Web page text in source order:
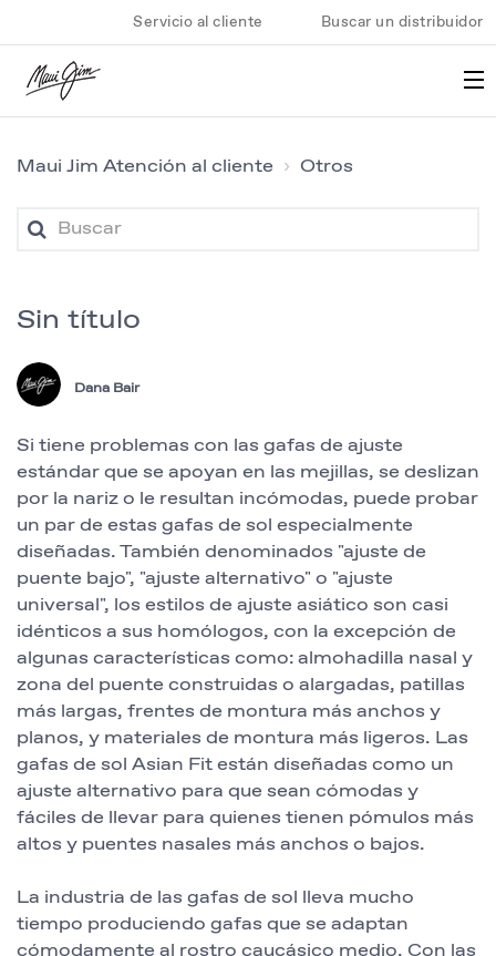
Servicio al cliente Buscar un distribuidor
Maui Jim Atención al cliente Otros
Sin título
Dana Bair
Si tiene problemas con las gafas de ajuste
estándar que se apoyan en las mejillas, se deslizan
por la nariz o le resultan incómodas, puede probar
un par de estas gafas de sol especialmente
diseñadas. También denominados "ajuste de
puente bajo", "ajuste alternativo" o "ajuste
universal", los estilos de ajuste asiático son casi
idénticos a sus homólogos, con la excepción de
algunas características como: almohadilla nasal y
zona del puente construidas o alargadas, patillas
más largas, frentes de montura más anchos y
planos, y materiales de montura más ligeros. Las
gafas de sol Asian Fit están diseñadas como un
ajuste alternativo para que sean cómodas y
fáciles de llevar para quienes tienen pómulos más
altos y puentes nasales más anchos o bajos.
La industria de las gafas de sol lleva mucho
tiempo produciendo gafas que se adaptan
cómodamente al rostro caucásico medio. Con las